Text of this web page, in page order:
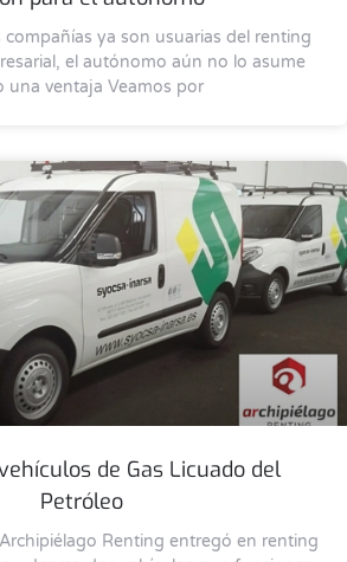
compañías ya son usuarias del renting
el autónomo aún no lo asume
una ventaja Veamos por
de Gas Licuado del
Petróleo
Renting entregó en renting